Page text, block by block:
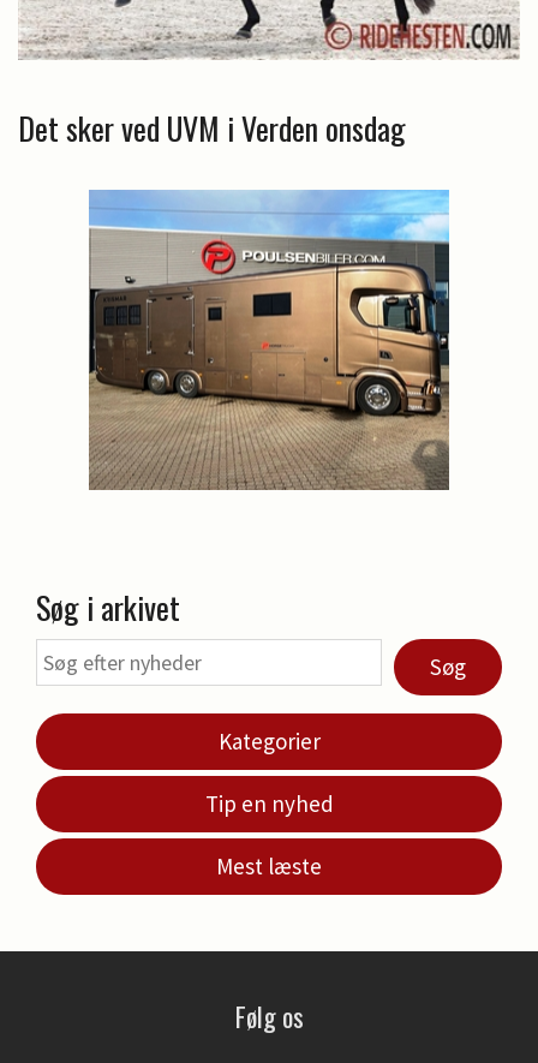
Det sker ved UVM i Verden onsdag
Søg i arkivet
Søg
Kategorier
Tip en nyhed
Mest læste
Følg os